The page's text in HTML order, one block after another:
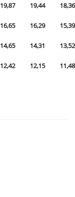
19,87 19,44 18,36
16,65 16,29 15,39
14,65 14,31 13,52
12,42 12,15 11,48